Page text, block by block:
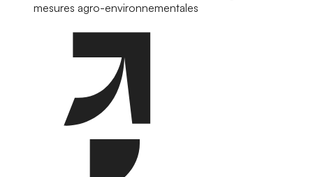
mesures agro-environnementales